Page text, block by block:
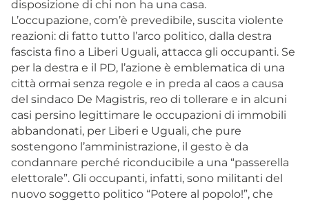
disposizione di chi non ha una casa.
L’occupazione, com’è prevedibile, suscita violente
reazioni: di fatto tutto l’arco politico, dalla destra
fascista fino a Liberi Uguali, attacca gli occupanti. Se
per la destra e il PD, l’azione è emblematica di una
città ormai senza regole e in preda al caos a causa
del sindaco De Magistris, reo di tollerare e in alcuni
casi persino legittimare le occupazioni di immobili
abbandonati, per Liberi e Uguali, che pure
sostengono l’amministrazione, il gesto è da
condannare perché riconducibile a una “passerella
elettorale”. Gli occupanti, infatti, sono militanti del
nuovo soggetto politico “Potere al popolo!”, che